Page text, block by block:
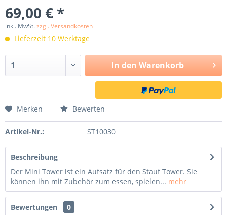
69,00 € *
inkl. MwSt.zzgl. Versandkosten
Lieferzeit 10 Werktage
In den Warenkorb
Merken Bewerten
Artikel-Nr.: ST10030
Beschreibung
Der Mini Tower ist ein Aufsatz für den Stauf Tower. Sie
können ihn mit Zubehör zum essen, spielen... mehr
Bewertungen
0